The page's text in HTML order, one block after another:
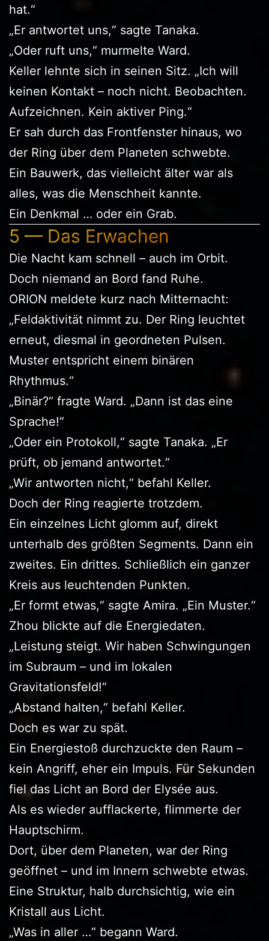
hat.“
„Er antwortet uns,“ sagte Tanaka.
„Oder ruft uns,“ murmelte Ward.
Keller lehnte sich in seinen Sitz. „Ich will
keinen Kontakt – noch nicht. Beobachten.
Aufzeichnen. Kein aktiver Ping.“
Er sah durch das Frontfenster hinaus, wo
der Ring über dem Planeten schwebte.
Ein Bauwerk, das vielleicht älter war als
alles, was die Menschheit kannte.
Ein Denkmal … oder ein Grab.
5 — Das Erwachen
Die Nacht kam schnell – auch im Orbit.
Doch niemand an Bord fand Ruhe.
ORION meldete kurz nach Mitternacht:
„Feldaktivität nimmt zu. Der Ring leuchtet
erneut, diesmal in geordneten Pulsen.
Muster entspricht einem binären
Rhythmus.“
„Binär?“ fragte Ward. „Dann ist das eine
Sprache!“
„Oder ein Protokoll,“ sagte Tanaka. „Er
prüft, ob jemand antwortet.“
„Wir antworten nicht,“ befahl Keller.
Doch der Ring reagierte trotzdem.
Ein einzelnes Licht glomm auf, direkt
unterhalb des größten Segments. Dann ein
zweites. Ein drittes. Schließlich ein ganzer
Kreis aus leuchtenden Punkten.
„Er formt etwas,“ sagte Amira. „Ein Muster.“
Zhou blickte auf die Energiedaten.
„Leistung steigt. Wir haben Schwingungen
im Subraum – und im lokalen
Gravitationsfeld!“
„Abstand halten,“ befahl Keller.
Doch es war zu spät.
Ein Energiestoß durchzuckte den Raum –
kein Angriff, eher ein Impuls. Für Sekunden
fiel das Licht an Bord der Elysée aus.
Als es wieder aufflackerte, flimmerte der
Hauptschirm.
Dort, über dem Planeten, war der Ring
geöffnet – und im Innern schwebte etwas.
Eine Struktur, halb durchsichtig, wie ein
Kristall aus Licht.
„Was in aller …“ begann Ward.